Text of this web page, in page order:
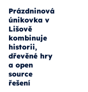
Prázdninová
únikovka v
Lišově
kombinuje
historii,
dřevěné hry
a open
source
řešení